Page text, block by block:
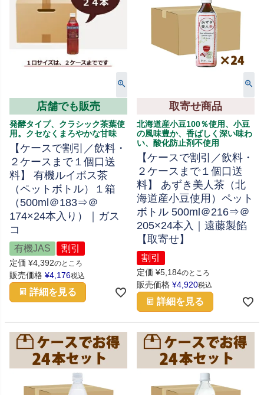
店舗でも販売
発酵タイプ、クラシック茶葉使
用。クセなくまろやかな甘味
【ケースで割引／飲料・
２ケースまで１個口送
料】 有機ルイボス茶
（ペットボトル）１箱
（500ml＠183⇒＠
174×24本入り）｜ガス
コ
有機JAS 割引
定価 ¥4,392のところ
販売価格 ¥4,176税込
詳細を見る
取寄せ商品
北海道産小豆100％使用、小豆
の風味豊か、香ばしく深い味わ
い、酸化防止剤不使用
【ケースで割引／飲料・
２ケースまで１個口送
料】 あずき美人茶（北
海道産小豆使用）ペット
ボトル 500ml＠216⇒＠
205×24本入｜遠藤製餡
【取寄せ】
割引
定価 ¥5,184のところ
販売価格 ¥4,920税込
詳細を見る